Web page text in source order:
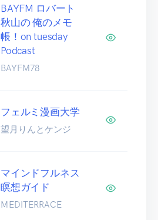
BAYFM ロバート
秋山の 俺のメモ
帳！on tuesday
Podcast
BAYFM78
フェルミ漫画大学
望月りんとケンジ
マインドフルネス
瞑想ガイド
MEDITERRACE